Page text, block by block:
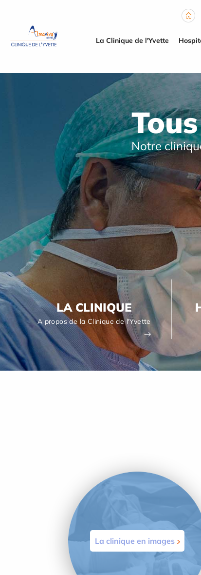
La Clinique de l'Yvette
Notre
LA CLINIQUE
A propos de la Clinique de l'Yvette
La clinique en images